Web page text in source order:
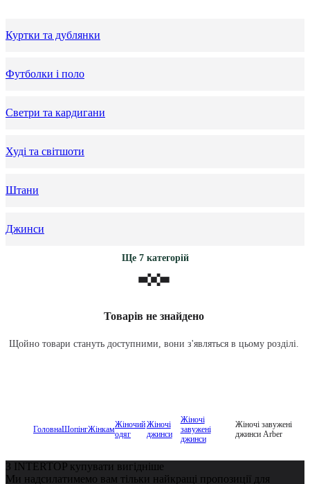
Куртки та дублянки
Футболки і поло
Светри та кардигани
Худі та світшоти
Штани
Джинси
Ще 7 категорій
Товарів не знайдено
Щойно товари стануть доступними, вони з'являться в цьому розділі.
ГоловнаШопінгЖінкамЖіночий
одяг
Жіночі
джинси
Жіночі
завужені
джинси
Жіночі завужені
джинси Arber
З INTERTOP купувати вигідніше
Ми надсилатимемо вам тільки найкращі пропозиції для